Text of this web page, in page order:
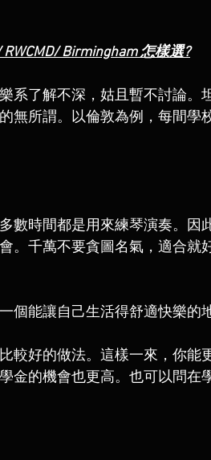
Birmingham 怎樣選?
系了解不深，姑且暫不討論。
無所謂。以倫敦為例，每間學
數時間都是用來練琴演奏。因
。千萬不要貪圖名氣，適合就
個能讓自己生活得舒適快樂的
較好的做法。這樣一來，你能
金的機會也更高。也可以問在